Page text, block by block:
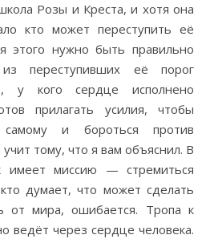
Розы и Креста, и хотя она
кто может переступить её
этого нужно быть правильно
переступивших её порог
у кого сердце исполнено
прилагать усилия, чтобы
самому и бороться против
тому, что я вам объяснил. В
имеет миссию — стремиться
думает, что может сделать
от мира, ошибается. Тропа к
ведёт через сердце человека.